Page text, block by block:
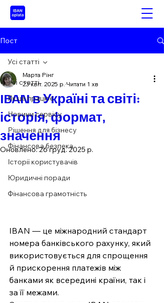
Пост
Усі статті
Як це працює
Новини сервісу
Рішення для бізнесу
Фінансова безпека
Історії користувачів
Юридичні поради
Фінансова грамотність
Усі статті
IBAN в Україні та світі:
історія, формат,
значення
Марта Рінг
23 квіт. 2025 р. Читати 1 хв
Оновлено:26 груд. 2025 р.
IBAN — це міжнародний стандарт
номера банківського рахунку, який
використовується для спрощення
й прискорення платежів між
банками як всередині країни, так і
за її межами.